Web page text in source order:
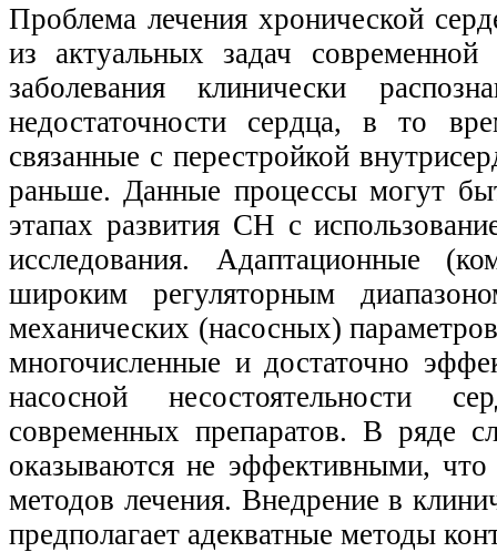
Проблема лечения хронической
из актуальных задач современной
заболевания клинически
недостаточности сердца, в то
связанные с перестройкой
раньше. Данные процессы могут
этапах развития СН с
исследования. Адаптационные
широким регуляторным
механических (насосных)
многочисленные и достаточно
насосной несостоятельности
современных препаратов. В ряде
оказываются не эффективными, что
методов лечения. Внедрение в
предполагает адекватные методы